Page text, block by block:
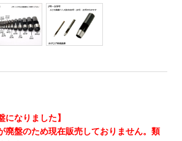
になりました】
廃盤のため現在販売しておりません。類